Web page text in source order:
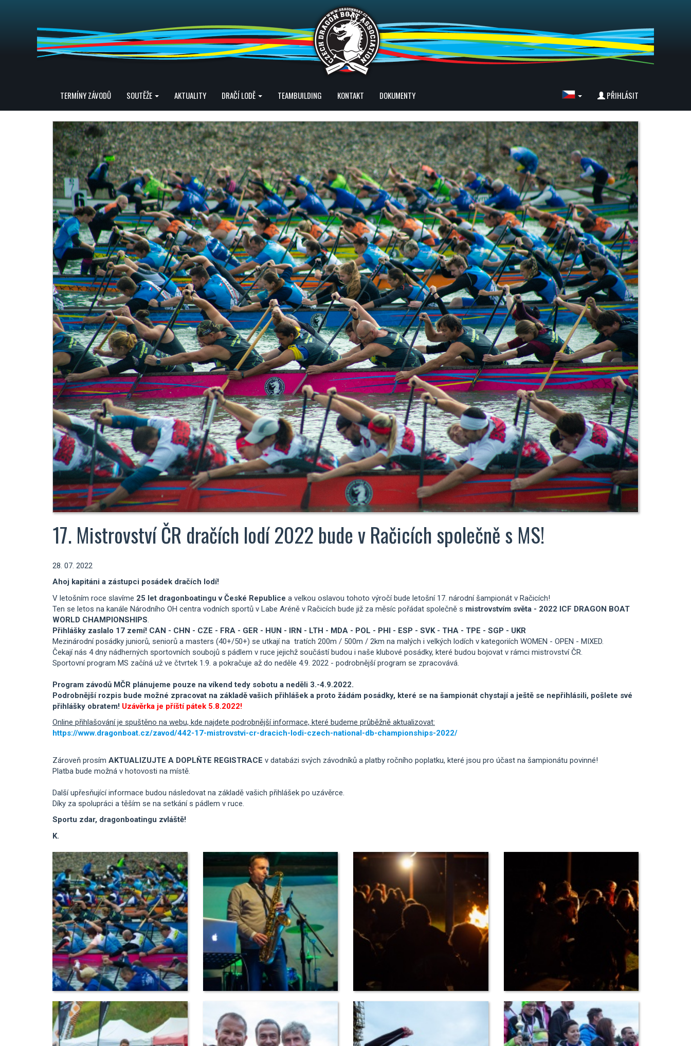
TERMÍNY ZÁVODŮ SOUTĚŽE AKTUALITY DRAČÍ LODĚ TEAMBUILDING KONTAKT DOKUMENTY PŘIHLÁSIT
17. Mistrovství ČR dračích lodí 2022 bude v Račicích společně s MS!
28. 07. 2022
Ahoj kapitáni a zástupci posádek dračích lodí!
V letošním roce slavíme 25 let dragonboatingu v České Republice a velkou oslavou tohoto výročí bude letošní 17. národní šampionát v Račicích!
Ten se letos na kanále Národního OH centra vodních sportů v Labe Aréně v Račicích bude již za měsíc pořádat společně s mistrovstvím světa - 2022 ICF DRAGON BOAT
WORLD CHAMPIONSHIPS.
Přihlášky zaslalo 17 zemí! CAN - CHN - CZE - FRA - GER - HUN - IRN - LTH - MDA - POL - PHI - ESP - SVK - THA - TPE - SGP - UKR
Mezinárodní posádky juniorů, seniorů a masters (40+/50+) se utkají na tratích 200m / 500m / 2km na malých i velkých lodích v kategoriích WOMEN - OPEN - MIXED.
Čekají nás 4 dny nádherných sportovních soubojů s pádlem v ruce jejichž součástí budou i naše klubové posádky, které budou bojovat v rámci mistrovství ČR.
Sportovní program MS začíná už ve čtvrtek 1.9. a pokračuje až do neděle 4.9. 2022 - podrobnější program se zpracovává.
Program závodů MČR plánujeme pouze na víkend tedy sobotu a neděli 3.-4.9.2022.
Podrobnější rozpis bude možné zpracovat na základě vašich přihlášek a proto žádám posádky, které se na šampionát chystají a ještě se nepřihlásili, pošlete své
přihlášky obratem! Uzávěrka je příští pátek 5.8.2022!
Online přihlašování je spuštěno na webu, kde najdete podrobnější informace, které budeme průběžně aktualizovat:
https://www.dragonboat.cz/zavod/442-17-mistrovstvi-cr-dracich-lodi-czech-national-db-championships-2022/
Zároveň prosím AKTUALIZUJTE A DOPLŇTE REGISTRACE v databázi svých závodníků a platby ročního poplatku, které jsou pro účast na šampionátu povinné!
Platba bude možná v hotovosti na místě.
Další upřesňující informace budou následovat na základě vašich přihlášek po uzávěrce.
Díky za spolupráci a těším se na setkání s pádlem v ruce.
Sportu zdar, dragonboatingu zvláště!
K.